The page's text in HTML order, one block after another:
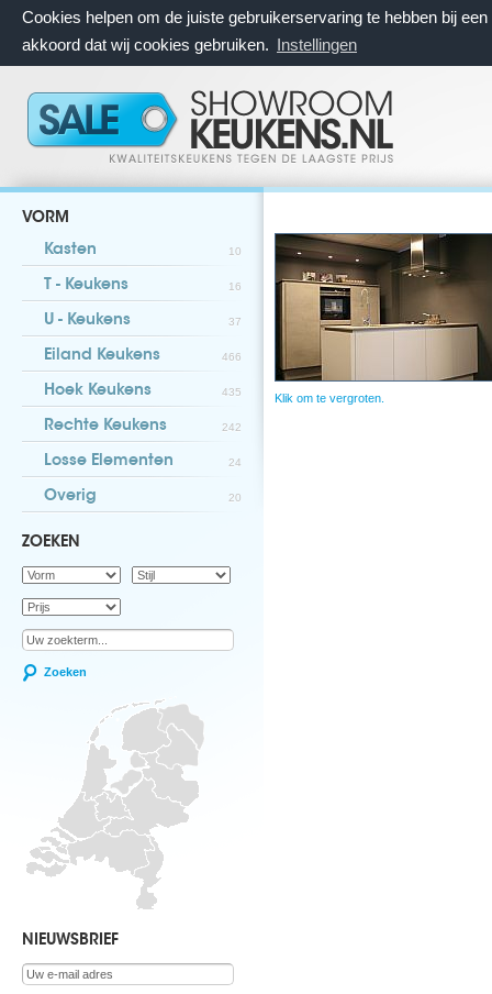
Cookies helpen om de juiste gebruikerservaring te hebben bij
akkoord dat wij cookies gebruiken. Instellingen
VORM
Kasten 10
T - Keukens 16
U - Keukens 37
Eiland Keukens 466
Hoek Keukens 435
Rechte Keukens 242
Losse Elementen 24
Overig 20
ZOEKEN
Zoeken
NIEUWSBRIEF
Klik om te vergroten.